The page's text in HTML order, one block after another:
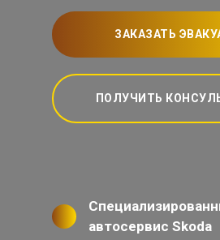
ЗАКАЗАТЬ
ПОЛУЧИТЬ
автосервис Skoda